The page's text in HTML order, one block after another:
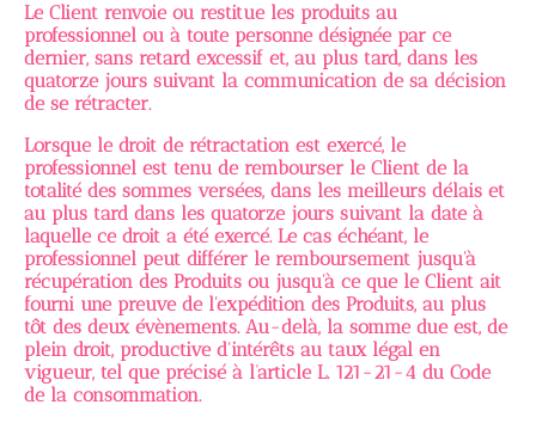
Le Client renvoie ou restitue les produits au
professionnel ou à toute personne désignée par ce
dernier, sans retard excessif et, au plus tard, dans les
quatorze jours suivant la communication de sa décision
de se rétracter.
Lorsque le droit de rétractation est exercé, le
professionnel est tenu de rembourser le Client de la
totalité des sommes versées, dans les meilleurs délais et
au plus tard dans les quatorze jours suivant la date à
laquelle ce droit a été exercé. Le cas échéant, le
professionnel peut différer le remboursement jusqu'à
récupération des Produits ou jusqu'à ce que le Client ait
fourni une preuve de l'expédition des Produits, au plus
tôt des deux évènements. Au-delà, la somme due est, de
plein droit, productive d'intérêts au taux légal en
vigueur, tel que précisé à l’article L. 121-21-4 du Code
de la consommation.